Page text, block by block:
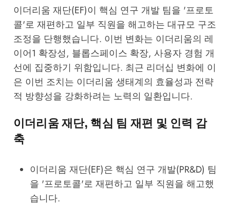
이더리움 재단(EF)이 핵심 연구 개발 팀을 '프로토
콜'로 재편하고 일부 직원을 해고하는 대규모 구조
조정을 단행했습니다. 이번 변화는 이더리움의 레
이어1 확장성, 블롭스페이스 확장, 사용자 경험 개
선에 집중하기 위함입니다. 최근 리더십 변화에 이
은 이번 조치는 이더리움 생태계의 효율성과 전략
적 방향성을 강화하려는 노력의 일환입니다.
이더리움 재단, 핵심 팀 재편 및 인력 감
축
이더리움 재단(EF)은 핵심 연구 개발(PR&D) 팀
을 '프로토콜'로 재편하고 일부 직원을 해고했
습니다.